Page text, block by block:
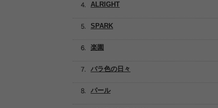
ALRIGHT
SPARK
パール
バラ色の日々
楽園